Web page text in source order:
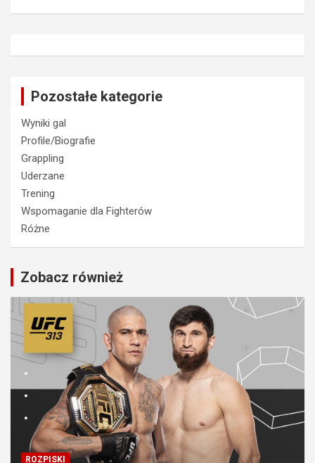
Pozostałe kategorie
Wyniki gal
Profile/Biografie
Grappling
Uderzane
Trening
Wspomaganie dla Fighterów
Różne
Zobacz również
ROZPISKI